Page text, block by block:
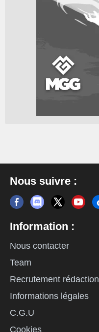
Nous suivre :
Information :
Nous contacter
Team
Recrutement rédaction
Informations légales
C.G.U
Cookies